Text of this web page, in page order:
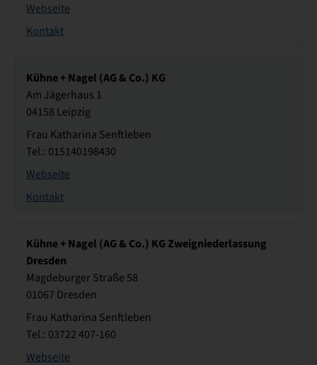
Webseite
Kontakt
Kühne + Nagel (AG & Co.) KG
Am Jägerhaus 1
04158 Leipzig
Frau Katharina Senftleben
Tel.: 015140198430
Webseite
Kontakt
Kühne + Nagel (AG & Co.) KG Zweigniederlassung
Dresden
Magdeburger Straße 58
01067 Dresden
Frau Katharina Senftleben
Tel.: 03722 407-160
Webseite